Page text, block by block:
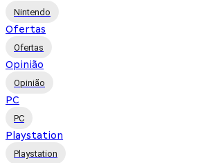
Nintendo
Ofertas
Ofertas
Opinião
Opinião
PC
PC
Playstation
Playstation